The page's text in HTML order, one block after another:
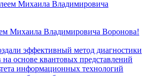
Михаила Владимировича Воронова!
эффективный метод диагностики
на основе квантовых представлений